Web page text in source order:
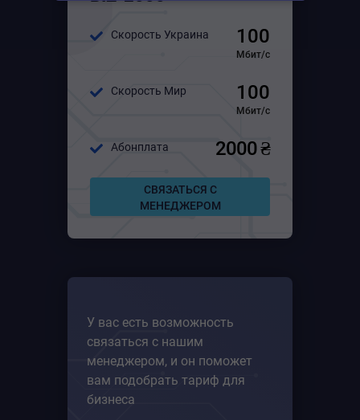
Скорость Украина 100
Мбит/с
Скорость Мир 100
Мбит/с
Абонплата 2000 ₴
СВЯЗАТЬСЯ С
МЕНЕДЖЕРОМ
У вас есть возможность
связаться с нашим
менеджером, и он поможет
вам подобрать тариф для
бизнеса